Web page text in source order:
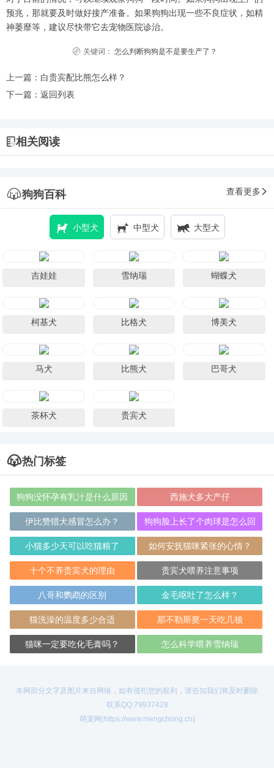
预兆，那就要及时做好接产准备。如果狗狗出现一些不良症状，如精
神萎靡等，建议尽快带它去宠物医院诊治。
关键词： 怎么判断狗狗是不是要生产了？
上一篇： 白贵宾配比熊怎么样？
下一篇： 返回列表
相关阅读
狗狗百科 查看更多
小型犬 中型犬 大型犬
吉娃娃 雪纳瑞 蝴蝶犬
柯基犬 比格犬 博美犬
马犬 比熊犬 巴哥犬
茶杯犬 贵宾犬
热门标签
狗狗没怀孕有乳汁是什么原因 西施犬多大产仔
伊比赞猎犬感冒怎么办？
狗狗脸上长了个肉球是怎么回
事？
小猫多少天可以吃猫粮了 如何安抚猫咪紧张的心情？
十个不养贵宾犬的理由 贵宾犬喂养注意事项
八哥和鹦鹉的区别 金毛呕吐了怎么样？
猫洗澡的温度多少合适 那不勒斯獒一天吃几顿
猫咪一定要吃化毛膏吗？ 怎么科学喂养雪纳瑞
本网部分文字及图片来自网络，如有侵犯您的权利，请告知我们将及时删除
联系QQ:79937428
萌宠网(https://www.mengchong.cn)